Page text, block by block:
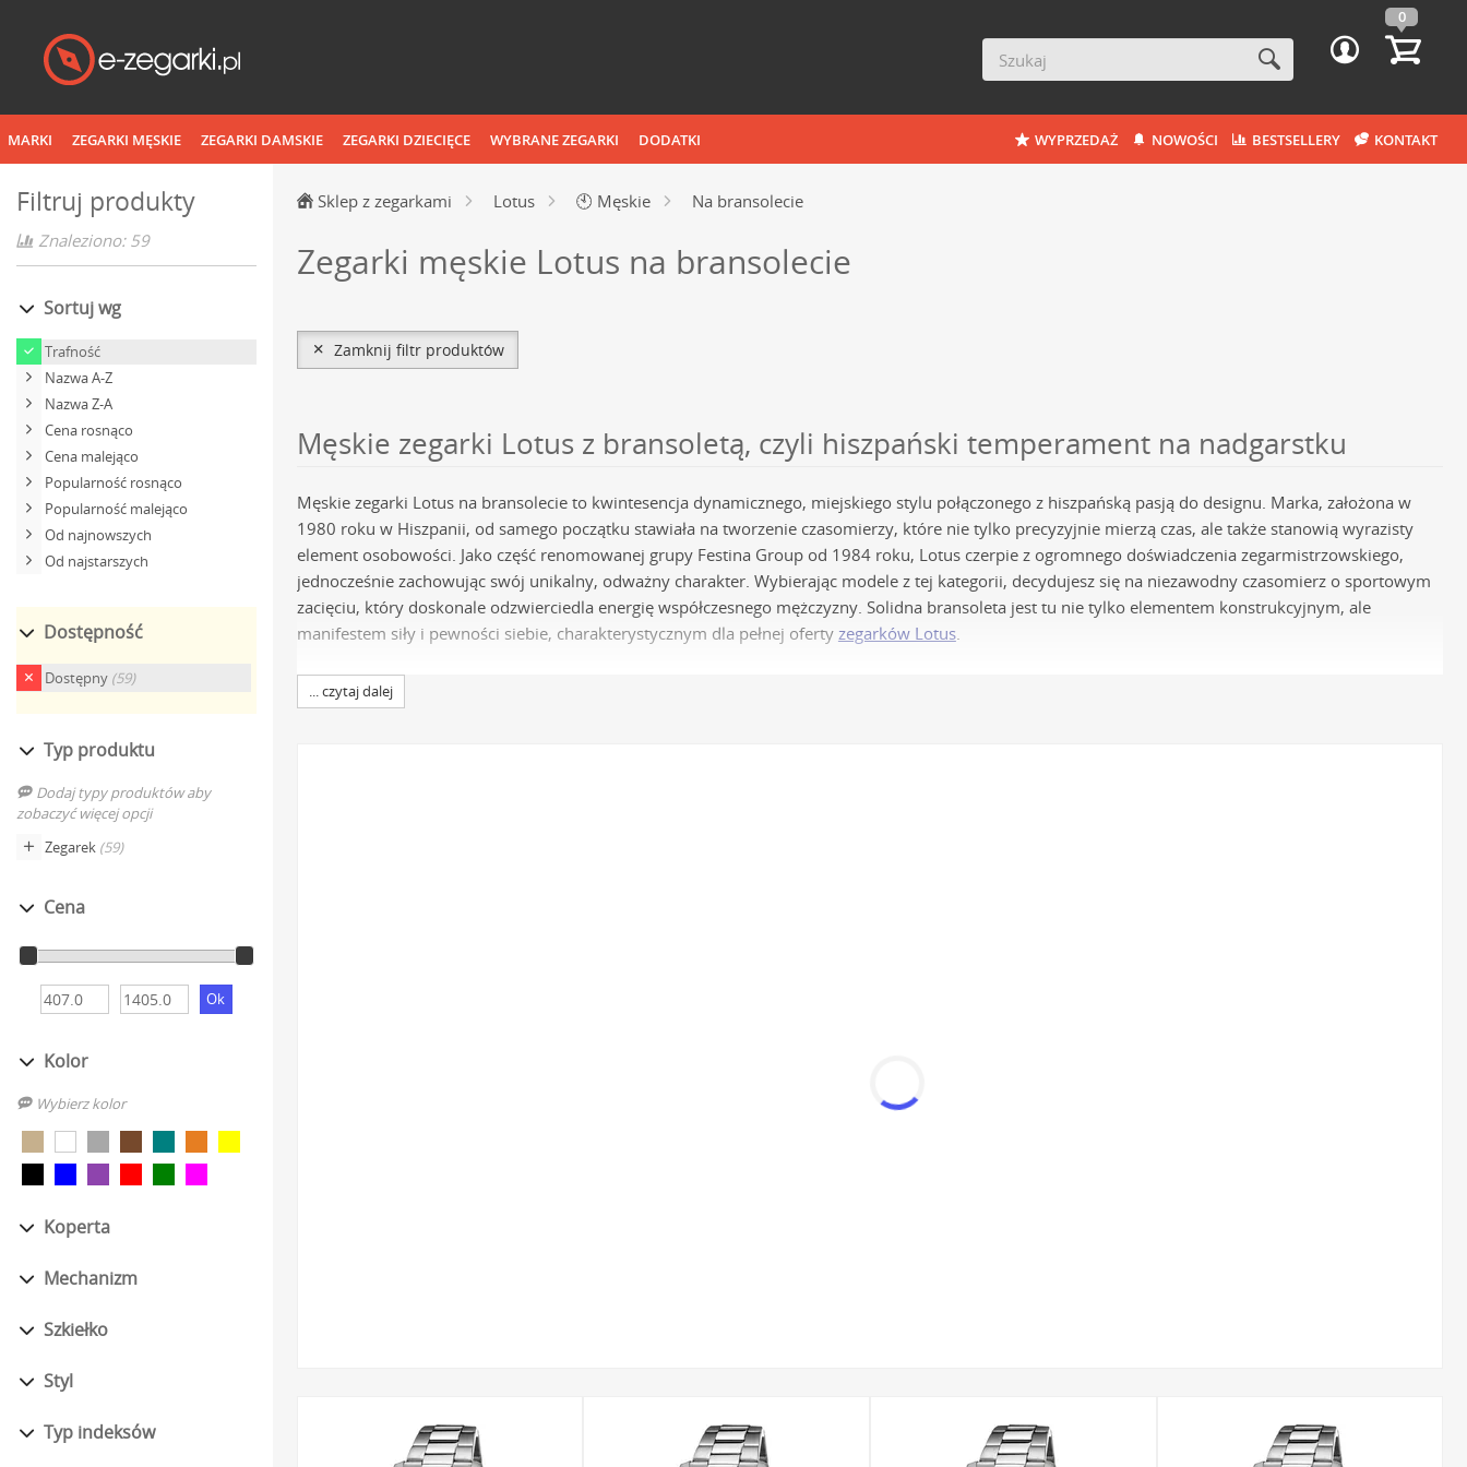
0
MARKI ZEGARKI MĘSKIE ZEGARKI DAMSKIE ZEGARKI DZIECIĘCE WYBRANE ZEGARKI DODATKI WYPRZEDAŻ NOWOŚCI BESTSELLERY KONTAKT
Filtruj produkty
Znaleziono: 59
Sortuj wg
Trafność
Nazwa A-Z
Nazwa Z-A
Cena rosnąco
Cena malejąco
Popularność rosnąco
Popularność malejąco
Od najnowszych
Od najstarszych
Dostępność
Dostępny (59)
Typ produktu
Dodaj typy produktów aby
zobaczyć więcej opcji
Zegarek (59)
Cena
Kolor
Wybierz kolor
Koperta
Mechanizm
Szkiełko
Styl
Typ indeksów
Sklep z zegarkami Lotus 🕙 Męskie Na bransolecie
Zegarki męskie Lotus na bransolecie
Zamknij filtr produktów
Męskie zegarki Lotus z bransoletą, czyli hiszpański temperament na nadgarstku
Męskie zegarki Lotus na bransolecie to kwintesencja dynamicznego, miejskiego stylu połączonego z hiszpańską pasją do designu. Marka, założona w
1980 roku w Hiszpanii, od samego początku stawiała na tworzenie czasomierzy, które nie tylko precyzyjnie mierzą czas, ale także stanowią wyrazisty
element osobowości. Jako część renomowanej grupy Festina Group od 1984 roku, Lotus czerpie z ogromnego doświadczenia zegarmistrzowskiego,
jednocześnie zachowując swój unikalny, odważny charakter. Wybierając modele z tej kategorii, decydujesz się na niezawodny czasomierz o sportowym
zacięciu, który doskonale odzwierciedla energię współczesnego mężczyzny. Solidna bransoleta jest tu nie tylko elementem konstrukcyjnym, ale
manifestem siły i pewności siebie, charakterystycznym dla pełnej oferty zegarków Lotus.
Specyfikacja techniczna i materiały w męskich czasomierzach Lotus
- Wiele modeli z tej kategorii oferuje wodoszczelność na poziomie 5 ATM lub 10 ATM (50-100 metrów). Pozwala to na
dostawę na terenie całego kraju.
... czytaj dalej